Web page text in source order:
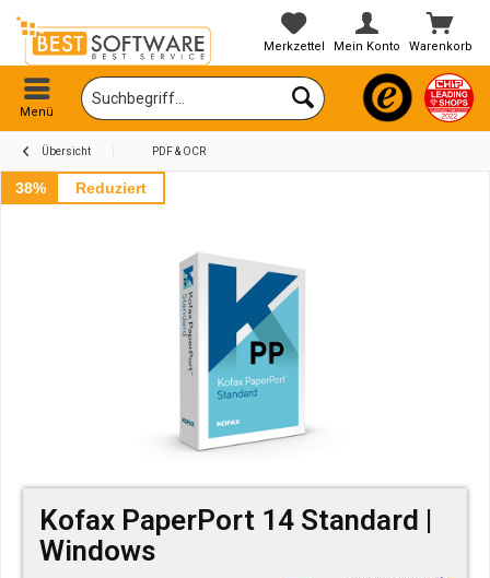
Warenkorb
Merkzettel Mein Konto
Menü
Übersicht PDF & OCR
38% Reduziert
Kofax PaperPort 14 Standard |
Windows